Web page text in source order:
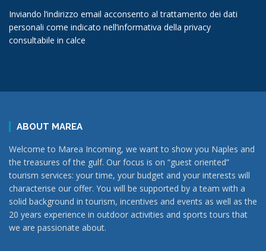
Inviando l’indirizzo email acconsento al trattamento dei dati
personali come indicato nell’informativa della privacy
consultabile in calce
ABOUT MAREA
Welcome to Marea Incoming, we want to show you Naples and
the treasures of the gulf. Our focus is on “guest oriented”
tourism services: your time, your budget and your interests will
characterise our offer. You will be supported by a team with a
solid background in tourism, incentives and events as well as the
20 years experience in outdoor activities and sports tours that
we are passionate about.